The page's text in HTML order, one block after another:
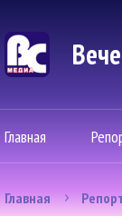
Главная
Главная